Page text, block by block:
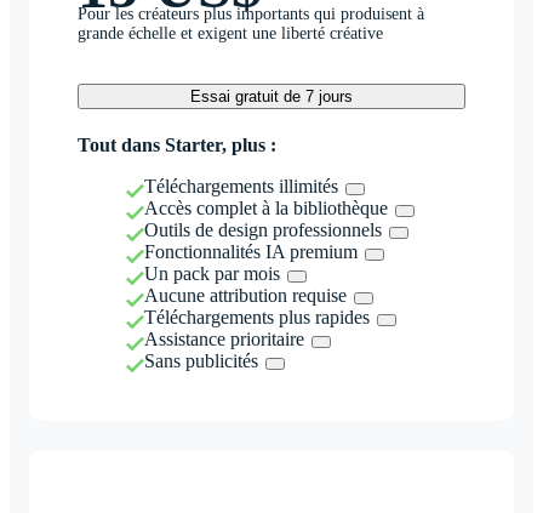
Pour les créateurs plus importants qui produisent à
grande échelle et exigent une liberté créative
Essai gratuit de 7 jours
Tout dans Starter, plus :
Téléchargements illimités
Accès complet à la bibliothèque
Outils de design professionnels
Fonctionnalités IA premium
Un pack par mois
Aucune attribution requise
Téléchargements plus rapides
Assistance prioritaire
Sans publicités